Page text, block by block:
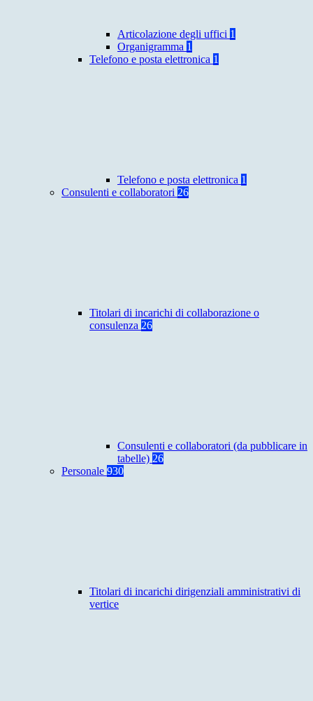
Articolazione degli uffici 1
Organigramma 1
Telefono e posta elettronica 1
Telefono e posta elettronica 1
Consulenti e collaboratori 26
Titolari di incarichi di collaborazione o
consulenza 26
Consulenti e collaboratori (da pubblicare in
tabelle) 26
Personale 930
Titolari di incarichi dirigenziali amministrativi di
vertice